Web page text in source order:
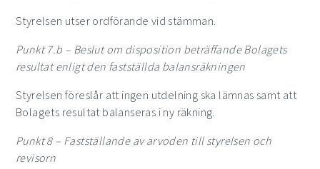
Styrelsen utser ordförande vid stämman.
Punkt 7.b – Beslut om disposition beträffande Bolagets
resultat enligt den fastställda balansräkningen
Styrelsen föreslår att ingen utdelning ska lämnas samt att
Bolagets resultat balanseras i ny räkning.
Punkt8– Fastställande av arvoden till styrelsen och
revisorn